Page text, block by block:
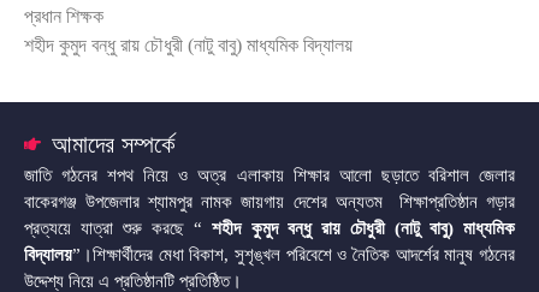
প্রধান শিক্ষক
শহীদ কুমুদ বন্ধু রায় চৌধুরী (নাটু বাবু) মাধ্যমিক বিদ্যালয়
আমাদের সম্পর্কে
জাতি গঠনের শপথ নিয়ে ও অত্র এলাকায় শিক্ষার আলো ছড়াতে বরিশাল জেলার
বাকেরগঞ্জ উপজেলার শ্যামপুর নামক জায়গায় দেশের অন্যতম শিক্ষাপ্রতিষ্ঠান গড়ার
প্রত্যয়ে যাত্রা শুরু করছে “ শহীদ কুমুদ বন্ধু রায় চৌধুরী (নাটু বাবু) মাধ্যমিক
বিদ্যালয়”।শিক্ষার্থীদের মেধা বিকাশ, সুশৃঙ্খল পরিবেশে ও নৈতিক আদর্শের মানুষ গঠনের
উদ্দেশ্য নিয়ে এ প্রতিষ্ঠানটি প্রতিষ্ঠিত।